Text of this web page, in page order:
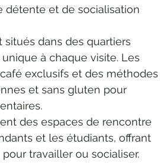
détente et de socialisation
dans des quartiers
à chaque visite. Les
exclusifs et des méthodes
et sans gluten pour
des espaces de rencontre
et les étudiants, offrant
travailler ou socialiser.